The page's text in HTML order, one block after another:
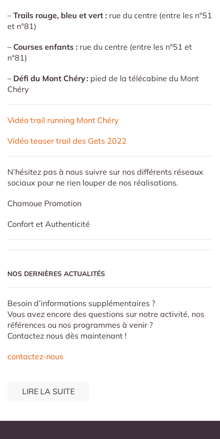
– Trails rouge, bleu et vert : rue du centre (entre les n°51
et n°81)
– Courses enfants : rue du centre (entre les n°51 et
n°81)
– Défi du Mont Chéry : pied de la télécabine du Mont
Chéry
Vidéo trail running Mont Chéry
Vidéo teaser trail des Gets 2022
N’hésitez pas à nous suivre sur nos différents réseaux
sociaux pour ne rien louper de nos réalisations.
Chamoue Promotion
Confort et Authenticité
NOS DERNIÈRES ACTUALITÉS
Besoin d’informations supplémentaires ?
Vous avez encore des questions sur notre activité, nos
références ou nos programmes à venir ?
Contactez nous dès maintenant !
contactez-nous
LIRE LA SUITE